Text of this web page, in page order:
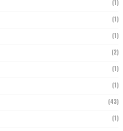
(1)
(1)
(1)
(2)
(1)
(1)
(43)
(1)